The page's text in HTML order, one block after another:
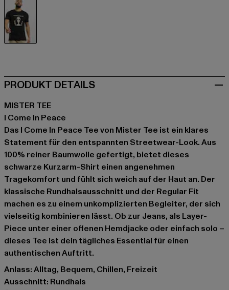
PRODUKT DETAILS
MISTER TEE
I Come In Peace
Das I Come In Peace Tee von Mister Tee ist ein klares
Statement für den entspannten Streetwear-Look. Aus
100% reiner Baumwolle gefertigt, bietet dieses
schwarze Kurzarm-Shirt einen angenehmen
Tragekomfort und fühlt sich weich auf der Haut an. Der
klassische Rundhalsausschnitt und der Regular Fit
machen es zu einem unkomplizierten Begleiter, der sich
vielseitig kombinieren lässt. Ob zur Jeans, als Layer-
Piece unter einer offenen Hemdjacke oder einfach solo –
dieses Tee ist dein tägliches Essential für einen
authentischen Auftritt.
Anlass: Alltag, Bequem, Chillen, Freizeit
Ausschnitt: Rundhals